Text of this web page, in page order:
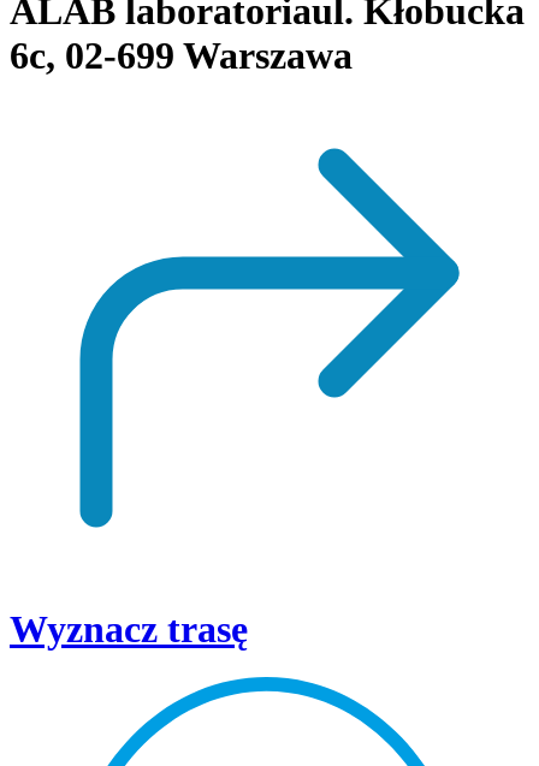
ALAB laboratoriaul. Kłobucka
6c, 02-699 Warszawa
Wyznacz trasę